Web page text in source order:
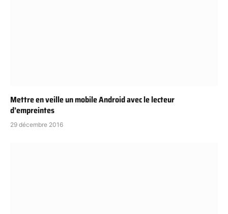
Mettre en veille un mobile Android avec le lecteur
d’empreintes
29 décembre 2016